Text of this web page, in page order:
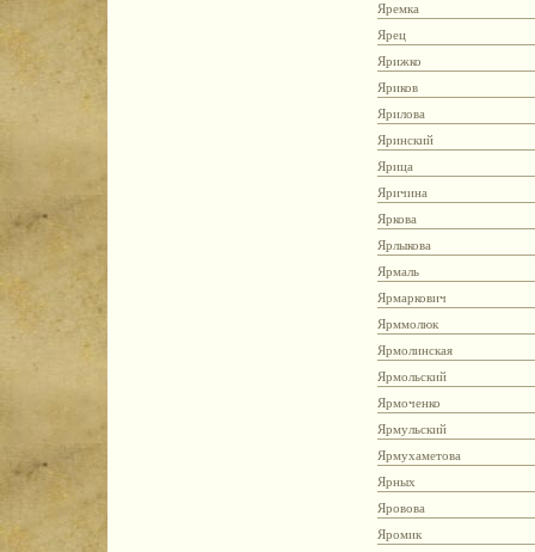
Яремка
Ярец
Ярижко
Яриков
Ярилова
Яринский
Ярица
Яричина
Яркова
Ярлыкова
Ярмаль
Ярмаркович
Ярммолюк
Ярмолинская
Ярмольский
Ярмоченко
Ярмульский
Ярмухаметова
Ярных
Яровова
Яромик